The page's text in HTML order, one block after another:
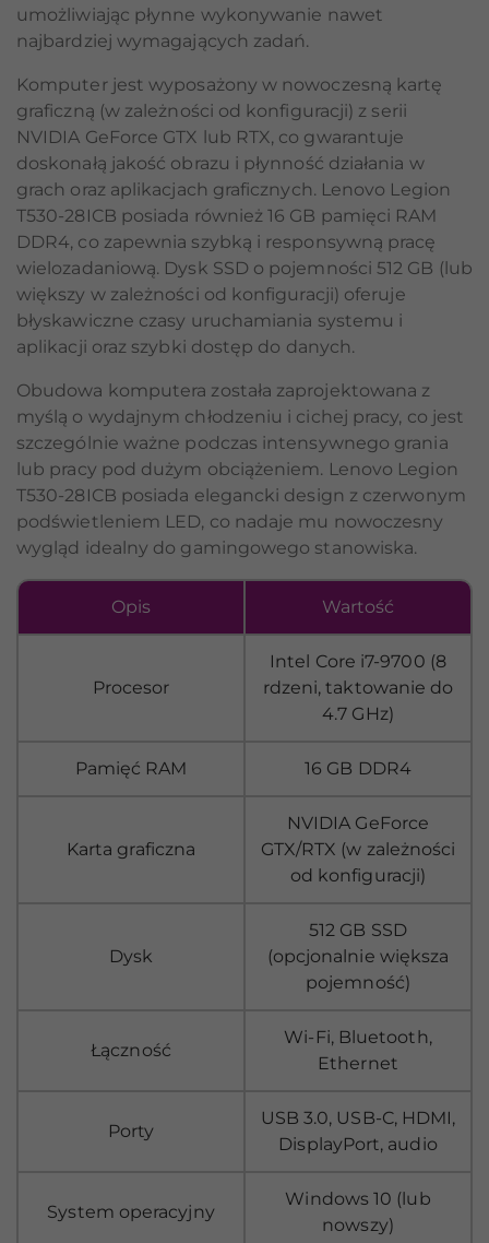
umożliwiając płynne wykonywanie nawet
najbardziej wymagających zadań.
Komputer jest wyposażony w nowoczesną kartę
graficzną (w zależności od konfiguracji) z serii
NVIDIA GeForce GTX lub RTX, co gwarantuje
doskonałą jakość obrazu i płynność działania w
grach oraz aplikacjach graficznych. Lenovo Legion
T530-28ICB posiada również 16 GB pamięci RAM
DDR4, co zapewnia szybką i responsywną pracę
wielozadaniową. Dysk SSD o pojemności 512 GB (lub
większy w zależności od konfiguracji) oferuje
błyskawiczne czasy uruchamiania systemu i
aplikacji oraz szybki dostęp do danych.
Obudowa komputera została zaprojektowana z
myślą o wydajnym chłodzeniu i cichej pracy, co jest
szczególnie ważne podczas intensywnego grania
lub pracy pod dużym obciążeniem. Lenovo Legion
T530-28ICB posiada elegancki design z czerwonym
podświetleniem LED, co nadaje mu nowoczesny
wygląd idealny do gamingowego stanowiska.
Opis Wartość
Procesor
Intel Core i7-9700 (8
rdzeni, taktowanie do
4.7 GHz)
Pamięć RAM 16 GB DDR4
Karta graficzna
NVIDIA GeForce
GTX/RTX (w zależności
od konfiguracji)
Dysk
512 GB SSD
(opcjonalnie większa
pojemność)
Łączność
Wi-Fi, Bluetooth,
Ethernet
Porty
USB 3.0, USB-C, HDMI,
DisplayPort, audio
System operacyjny
Windows 10 (lub
nowszy)